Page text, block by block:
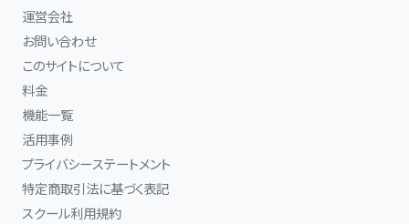
運営会社
お問い合わせ
このサイトについて
料金
機能一覧
活用事例
プライバシーステートメント
特定商取引法に基づく表記
スクール利用規約